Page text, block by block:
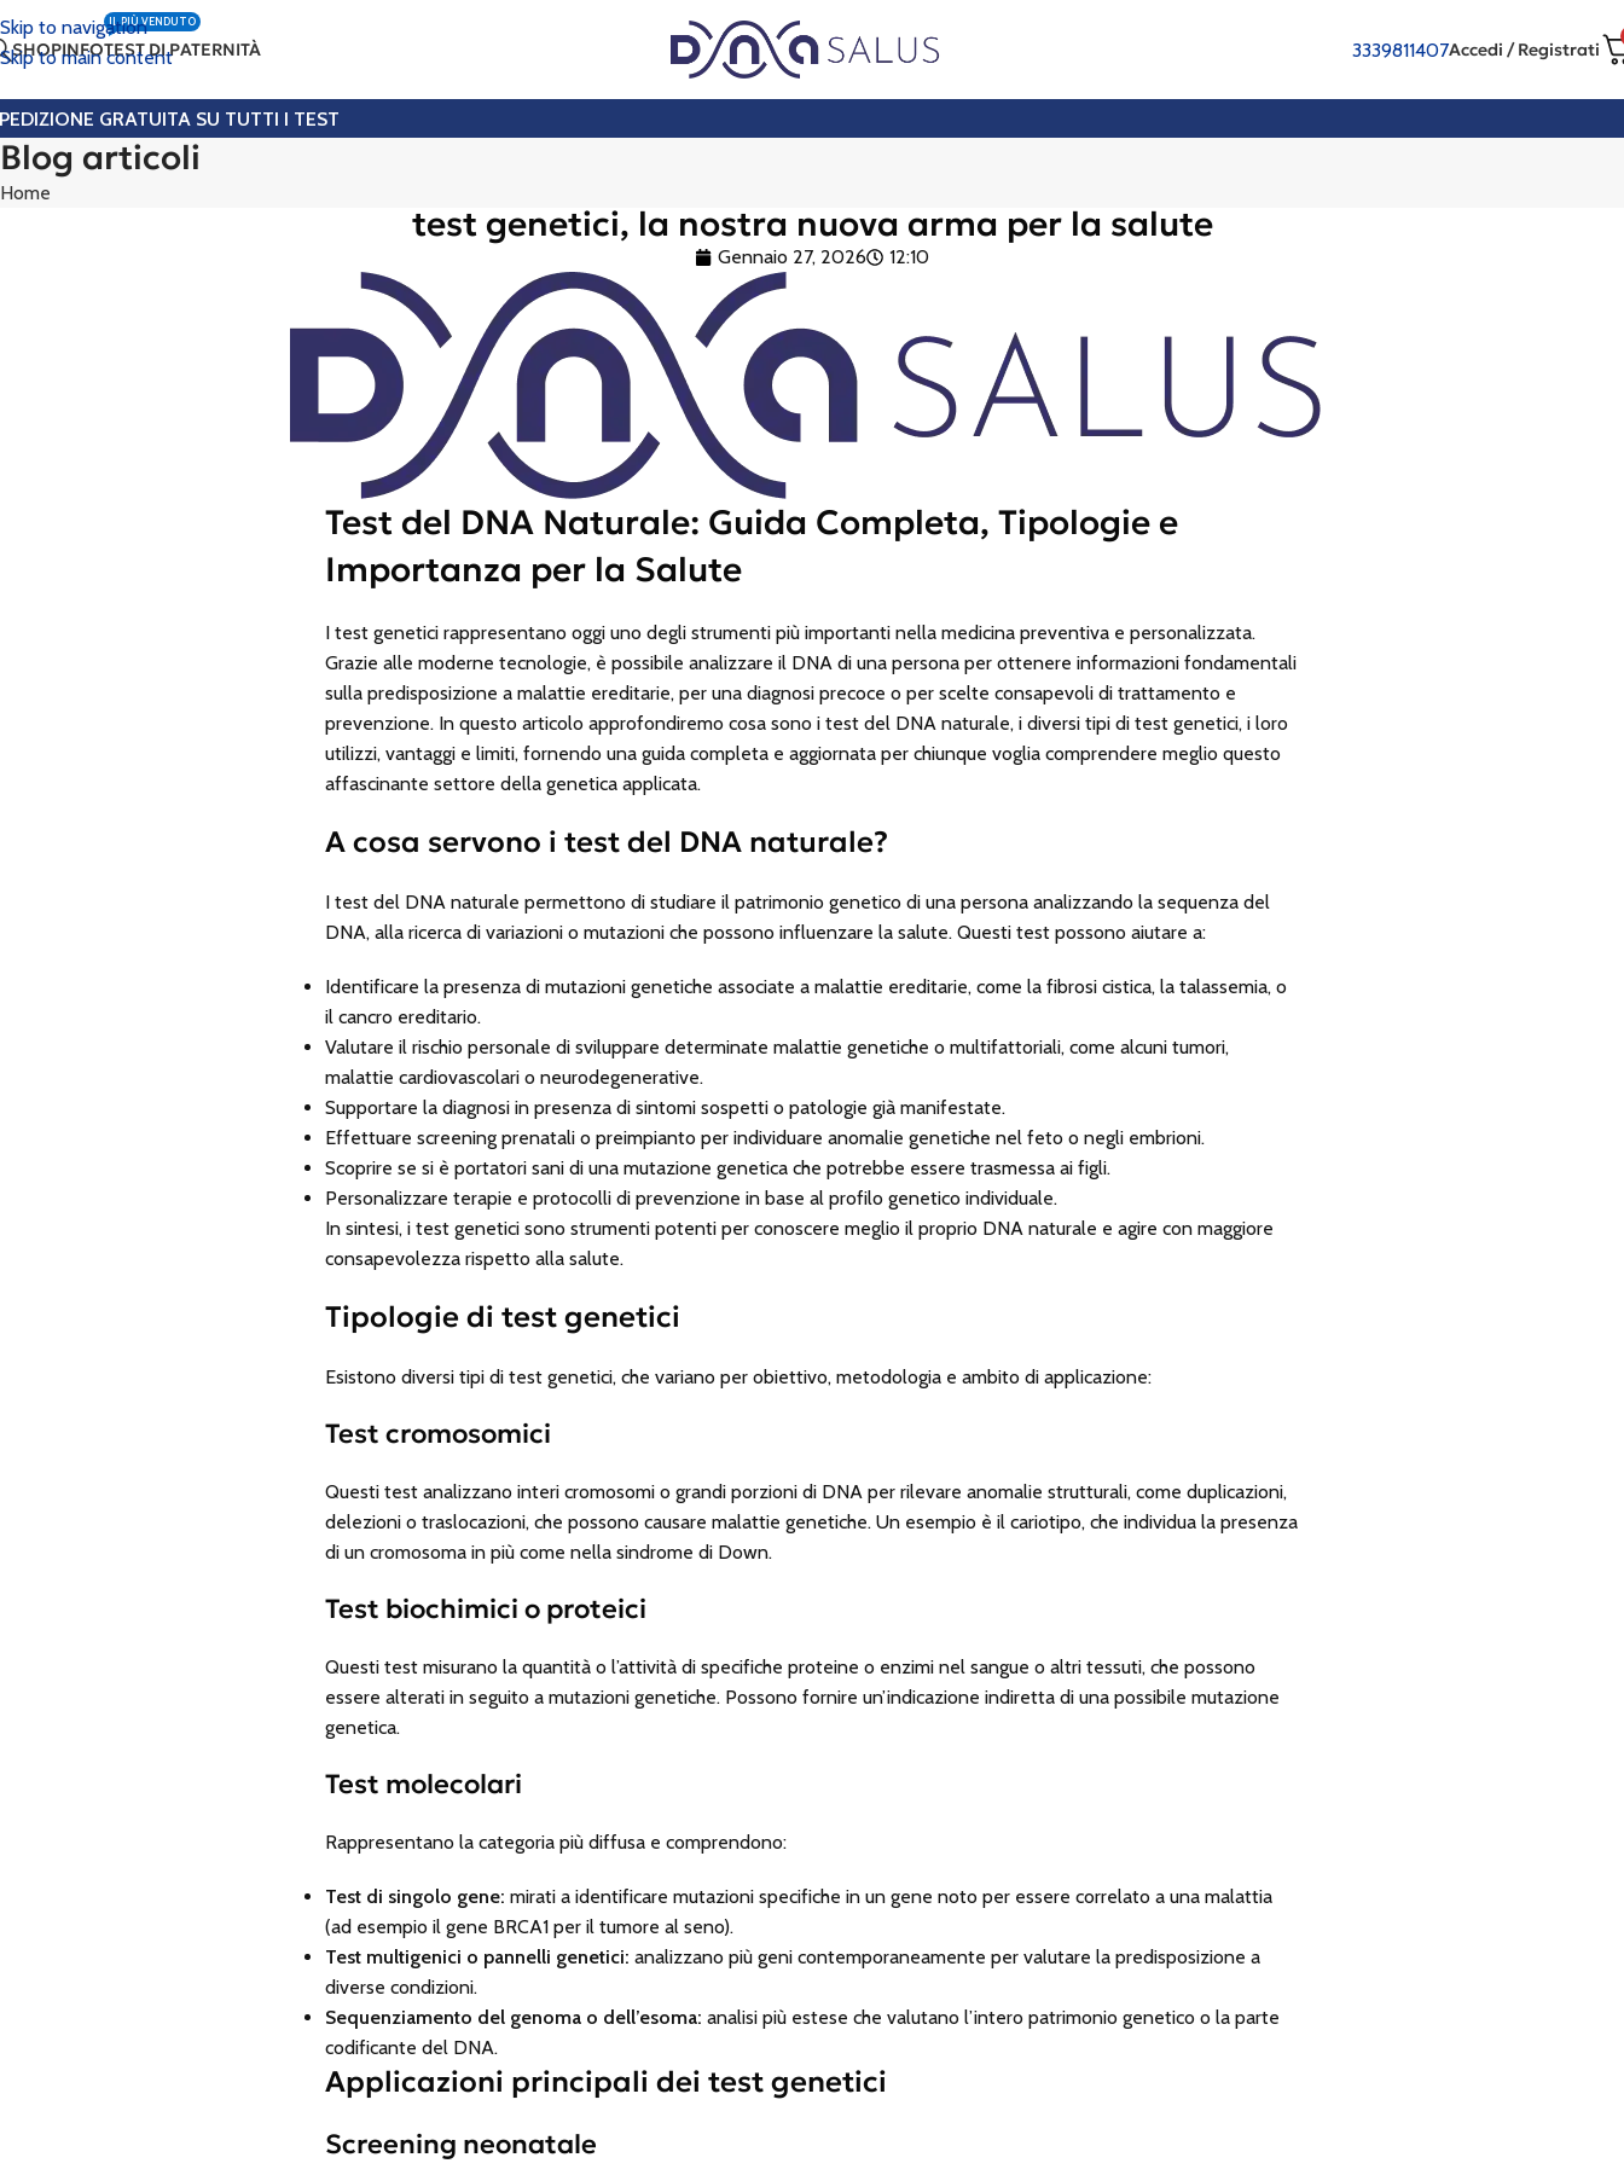
Skip to navigation
Skip to main content
SHOPINFOTEST DI PATERNITÀ
IL PIÙ VENDUTO
3339811407Accedi / Registrati
GRATUITA SU TUTTI I TEST
Blog articoli
Home
test genetici, la nostra nuova arma per la salute
Gennaio 27, 2026 12:10
Test del DNA Naturale: Guida Completa, Tipologie e
Importanza per la Salute
I test genetici rappresentano oggi uno degli strumenti più importanti nella medicina preventiva e personalizzata.
Grazie alle moderne tecnologie, è possibile analizzare il DNA di una persona per ottenere informazioni fondamentali
sulla predisposizione a malattie ereditarie, per una diagnosi precoce o per scelte consapevoli di trattamento e
prevenzione. In questo articolo approfondiremo cosa sono i test del DNA naturale, i diversi tipi di test genetici, i loro
utilizzi, vantaggi e limiti, fornendo una guida completa e aggiornata per chiunque voglia comprendere meglio questo
affascinante settore della genetica applicata.
A cosa servono i test del DNA naturale?
I test del DNA naturale permettono di studiare il patrimonio genetico di una persona analizzando la sequenza del
DNA, alla ricerca di variazioni o mutazioni che possono influenzare la salute. Questi test possono aiutare a:
Identificare la presenza di mutazioni genetiche associate a malattie ereditarie, come la fibrosi cistica, la talassemia, o
il cancro ereditario.
Valutare il rischio personale di sviluppare determinate malattie genetiche o multifattoriali, come alcuni tumori,
malattie cardiovascolari o neurodegenerative.
Supportare la diagnosi in presenza di sintomi sospetti o patologie già manifestate.
Effettuare screening prenatali o preimpianto per individuare anomalie genetiche nel feto o negli embrioni.
Scoprire se si è portatori sani di una mutazione genetica che potrebbe essere trasmessa ai figli.
Personalizzare terapie e protocolli di prevenzione in base al profilo genetico individuale.
In sintesi, i test genetici sono strumenti potenti per conoscere meglio il proprio DNA naturale e agire con maggiore
consapevolezza rispetto alla salute.
Tipologie di test genetici
Esistono diversi tipi di test genetici, che variano per obiettivo, metodologia e ambito di applicazione:
Test cromosomici
Questi test analizzano interi cromosomi o grandi porzioni di DNA per rilevare anomalie strutturali, come duplicazioni,
delezioni o traslocazioni, che possono causare malattie genetiche. Un esempio è il cariotipo, che individua la presenza
di un cromosoma in più come nella sindrome di Down.
Test biochimici o proteici
Questi test misurano la quantità o l’attività di specifiche proteine o enzimi nel sangue o altri tessuti, che possono
essere alterati in seguito a mutazioni genetiche. Possono fornire un’indicazione indiretta di una possibile mutazione
genetica.
Test molecolari
Rappresentano la categoria più diffusa e comprendono:
Test di singolo gene: mirati a identificare mutazioni specifiche in un gene noto per essere correlato a una malattia
(ad esempio il gene BRCA1 per il tumore al seno).
Test multigenici o pannelli genetici: analizzano più geni contemporaneamente per valutare la predisposizione a
diverse condizioni.
Sequenziamento del genoma o dell’esoma: analisi più estese che valutano l’intero patrimonio genetico o la parte
codificante del DNA.
Applicazioni principali dei test genetici
Screening neonatale